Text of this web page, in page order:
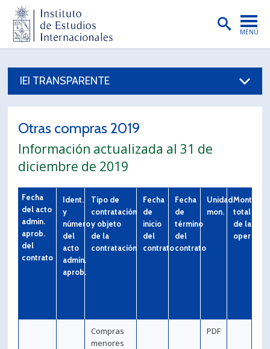
MENÚ
INSTITUTO
POSTGRADO
INVESTIGACIÓN
EXTENSIÓN
PUBLICACIONES
BIBLIOTECA
Estudiantes Egresados
IEI TRANSPARENTE
Otras compras 2019
Información actualizada al 31 de
diciembre de 2019
Fecha
del acto
admin.
aprob.
del
contrato
Ident.
y
número
del
acto
admin.
aprob.
Tipo de
contratación
y objeto
de la
contratación
Fecha
de
inicio
del
contrato
Fecha
de
término
del
contrato
Unidad
mon.
Monto
total
de la
operación
Compras
menores
PDF